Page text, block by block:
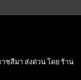
ชสีมา ส่งด่วน โดย ร้าน